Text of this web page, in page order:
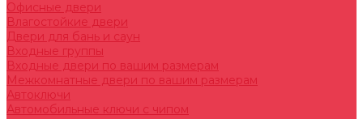
Офисные двери
Влагостойкие двери
Двери для бань и саун
Входные группы
Входные двери по вашим размерам
Межкомнатные двери по вашим размерам
Автоключи
Автомобильные ключи с чипом